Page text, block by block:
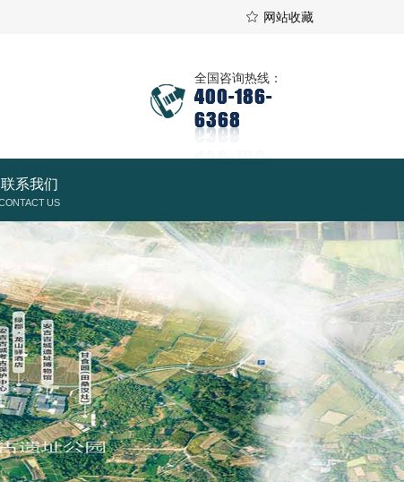
网站收藏
全国咨询热线：
400-186-
6368
联系我们